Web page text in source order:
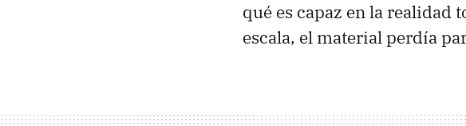
qué es capaz en la realidad
escala, el material perdía